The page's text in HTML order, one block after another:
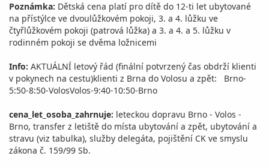
Poznámka: Dětská cena platí pro dítě do 12-ti let ubytované
na přístýlce ve dvoulůžkovém pokoji, 3. a 4. lůžku ve
čtyřlůžkovém pokoji (patrová lůžka) a 3. a 4. a 5. lůžku v
rodinném pokoji se dvěma ložnicemi
Info: AKTUÁLNÍ letový řád (finální potvrzený čas obdrží klienti
v pokynech na cestu)klienti z Brna do Volosu a zpět: Brno-
5:50-8:50-VolosVolos-9:40-10:50-Brno
cena_let_osoba_zahrnuje: leteckou dopravu Brno - Volos -
Brno, transfer z letiště do místa ubytování a zpět, ubytování a
stravu (viz tabulka), služby delegáta, pojištění CK ve smyslu
zákona č. 159/99 Sb.